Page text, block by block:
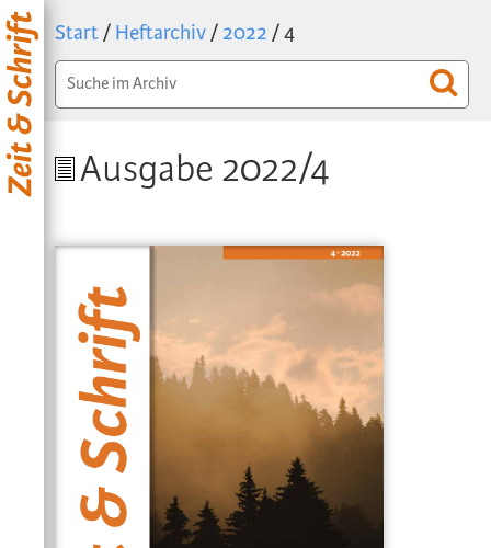
Start/ Heftarchiv/ 2022 / 4
Ausgabe 2022/4